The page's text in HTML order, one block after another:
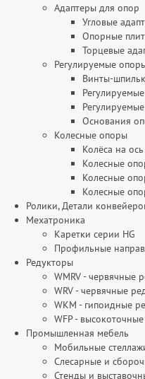
Адаптеры для опор
Угловые
Опорные
Торцевые
Регулируемые
Винты-
Основания
Колесные опоры
Колёса на ось
Колесные
Колесные
Колесные
Ролики, Детали
Мехатроника
Каретки серии HG
Профильные
Редукторы
WMRV - червячные
WRV - червячные
WKM - гипоидные
WFP -
Промышленная мебель
Мобильные
Слесарные и
Стенды и